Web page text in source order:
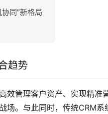
同”新格局
趋势
效管理客户资产、实现精准
场。与此同时，传统CRM系